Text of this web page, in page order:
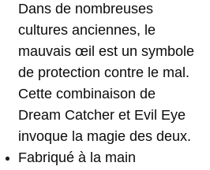
Dans de nombreuses
cultures anciennes, le
mauvais œil est un symbole
de protection contre le mal.
Cette combinaison de
Dream Catcher et Evil Eye
invoque la magie des deux.
Fabriqué à la main